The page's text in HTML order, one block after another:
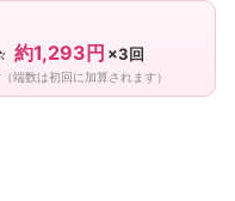
約1,293円 ×3回
端数は初回に加算されます）